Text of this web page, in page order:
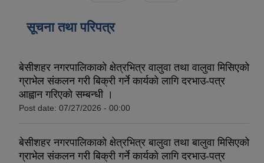
सूचना तथा परिपत्र
बेसीशहर नगरपालिकाको क्षेत्रभित्र वालुवा तथा वालुवा मिसिएको
ग्राभेल संकलन गरी बिक्री गर्ने कार्यको लागि दरभाउ-पत्र
आह्वान गरिएको सम्बन्धी ।
Post date: 07/27/2026 - 00:00
बेसीशहर नगरपालिकाको क्षेत्रभित्र बालुवा तथा बालुवा मिसिएको
ग्राभेल संकलन गरी बिक्री गर्ने कार्यको लागि दरभाउ-पत्र